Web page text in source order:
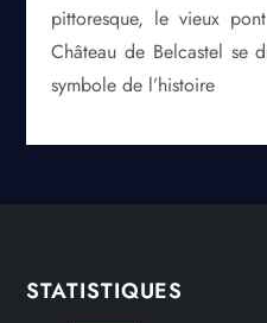
pittoresque, le vieux
Château de Belcastel se
symbole de l’histoire
STATISTIQUES